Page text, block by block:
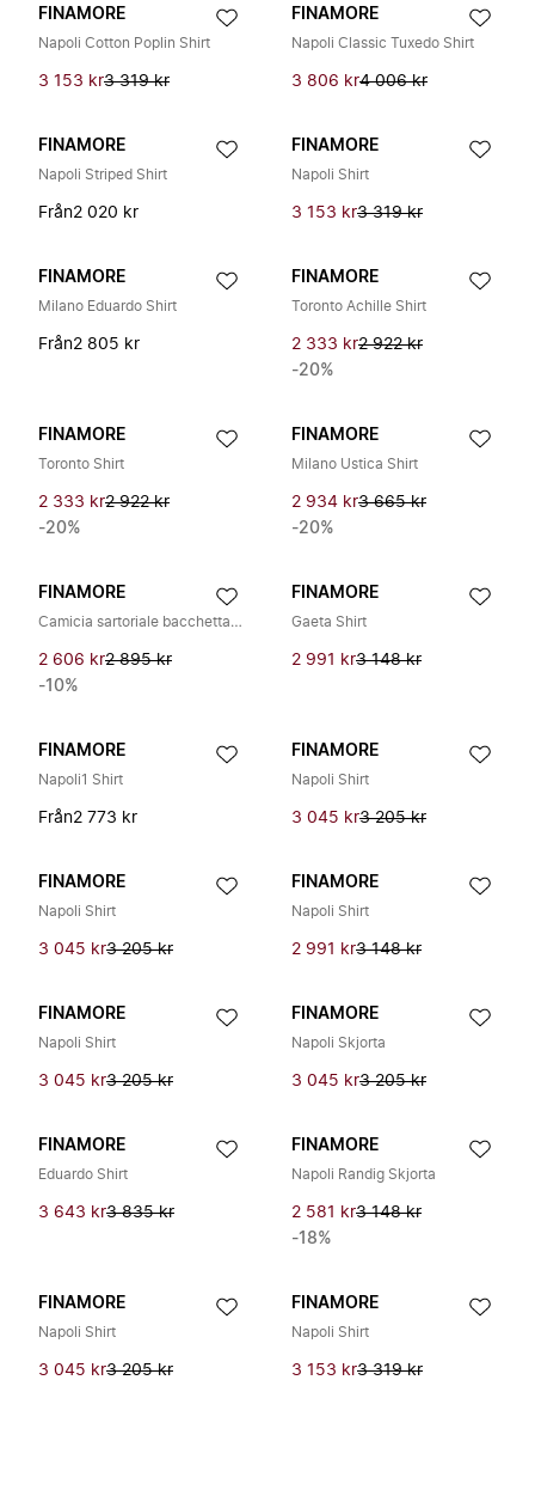
FINAMORE
Napoli Cotton Poplin Shirt
3 153 kr3 319 kr
FINAMORE
Napoli Classic Tuxedo Shirt
3 806 kr4 006 kr
FINAMORE
Napoli Striped Shirt
Från2 020 kr
FINAMORE
Napoli Shirt
3 153 kr3 319 kr
FINAMORE
Milano Eduardo Shirt
Från2 805 kr
FINAMORE
Toronto Achille Shirt
2 333 kr2 922 kr
-20%
FINAMORE
Toronto Shirt
2 333 kr2 922 kr
-20%
FINAMORE
Milano Ustica Shirt
2 934 kr3 665 kr
-20%
FINAMORE
Camicia sartoriale bacchettata in twill 120's linea Milano
2 606 kr2 895 kr
-10%
FINAMORE
Gaeta Shirt
2 991 kr3 148 kr
FINAMORE
Napoli1 Shirt
Från2 773 kr
FINAMORE
Napoli Shirt
3 045 kr3 205 kr
FINAMORE
Napoli Shirt
3 045 kr3 205 kr
FINAMORE
Napoli Shirt
2 991 kr3 148 kr
FINAMORE
Napoli Shirt
3 045 kr3 205 kr
FINAMORE
Napoli Skjorta
3 045 kr3 205 kr
FINAMORE
Eduardo Shirt
3 643 kr3 835 kr
FINAMORE
Napoli Randig Skjorta
2 581 kr3 148 kr
-18%
FINAMORE
Napoli Shirt
3 045 kr3 205 kr
FINAMORE
Napoli Shirt
3 153 kr3 319 kr